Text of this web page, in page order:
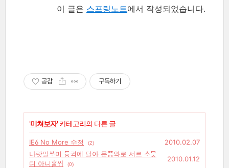
이 글은 스프링노트에서 작성되었습니다.
공감 구독하기
'미쳐보자' 카테고리의 다른 글
IE6 No More 수정 (2)
2010.02.07
나랏말ᄊᆞ미 듀ᇰ귁에 달아 문ᄍᆞᆼ와로 서르 ᄉᆞᄆᆞᆺ
디 아니ᄒᆞᆯᄊᆡ
(0)
2010.01.12